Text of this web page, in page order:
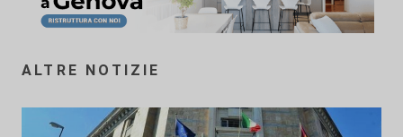
ALTRE NOTIZIE